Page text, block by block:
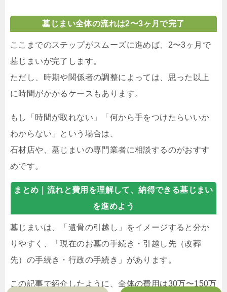
墓じまい全体の流れは2〜3ヶ月で完了
ここまでのステップがスムーズに進めば、2〜3ヶ月で
墓じまいが完了します。
ただし、時期や関係者の調整によっては、思った以上
に時間がかかるケースもあります。
もし「時間が取れない」「何から手をつけたらいいか
わからない」という場合は、
石材店や、墓じまいの専門業者に相談するのがおすす
めです。
まとめ｜ 流れと費用を理解して、納得できる墓じまい
を進めよう
墓じまいは、「遺骨の引越し」をイメージすると分か
りやすく、「現在のお墓の手続き・引越し先（改葬
先）の手続き・行政の手続き」があります。
この記事で紹介したように、全体の費用は30万〜150万